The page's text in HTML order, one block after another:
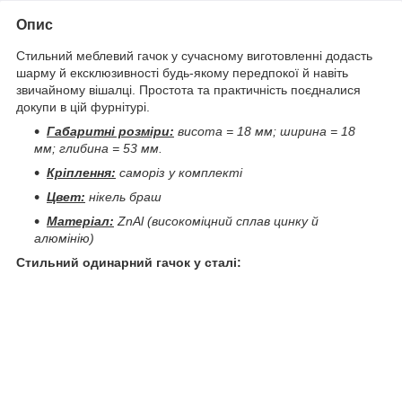
Опис
Стильний меблевий гачок у сучасному виготовленні додасть
шарму й ексклюзивності будь-якому передпокої й навіть
звичайному вішалці. Простота та практичність поєдналися
докупи в цій фурнітурі.
Габаритні розміри: висота = 18 мм; ширина = 18
мм; глибина = 53 мм.
Кріплення: саморіз у комплекті
Цвет: нікель браш
Матеріал: ZnAl (високоміцний сплав цинку й
алюмінію)
Стильний одинарний гачок у сталі: